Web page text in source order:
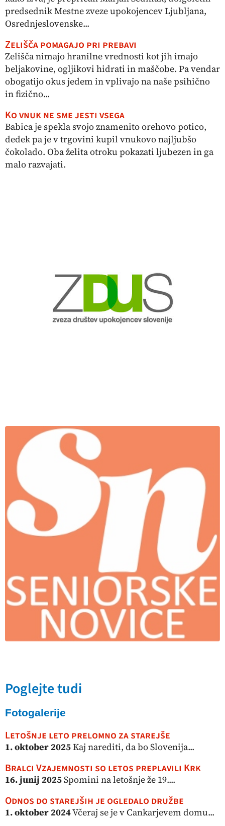
predsednik Mestne zveze upokojencev Ljubljana,
Osrednjeslovenske...
Zelišča pomagajo pri prebavi
Zelišča nimajo hranilne vrednosti kot jih imajo
beljakovine, ogljikovi hidrati in maščobe. Pa vendar
obogatijo okus jedem in vplivajo na naše psihično
in fizično...
Ko vnuk ne sme jesti vsega
Babica je spekla svojo znamenito orehovo potico,
dedek pa je v trgovini kupil vnukovo najljubšo
čokolado. Oba želita otroku pokazati ljubezen in ga
malo razvajati.
Poglejte tudi
Fotogalerije
Letošnje leto prelomno za starejše
1. oktober 2025Kaj narediti, da bo Slovenija...
Bralci Vzajemnosti so letos preplavili Krk
16. junij 2025Spomini na letošnje že 19....
Odnos do starejših je ogledalo družbe
1. oktober 2024Včeraj se je v Cankarjevem domu...